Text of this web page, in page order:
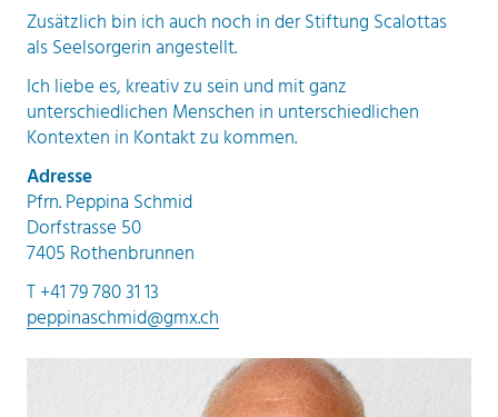
Zusätzlich bin ich auch noch in der Stiftung Scalottas
als Seelsorgerin angestellt.
Ich liebe es, kreativ zu sein und mit ganz
unterschiedlichen Menschen in unterschiedlichen
Kontexten in Kontakt zu kommen.
Adresse
Pfrn. Peppina Schmid
Dorfstrasse 50
7405 Rothenbrunnen
T +41 79 780 31 13
peppinaschmid@gmx.ch